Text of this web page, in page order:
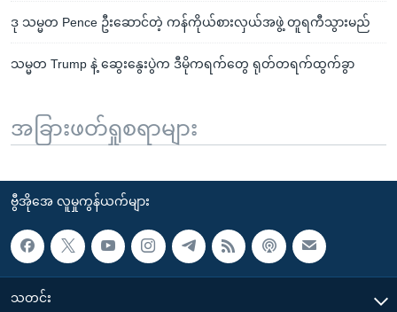
ဒု သမ္မတ Pence ဦးဆောင်တဲ့ ကန်ကိုယ်စားလှယ်အဖွဲ့ တူရကီသွားမည်
သမ္မတ Trump နဲ့ ဆွေးနွေးပွဲက ဒီမိုကရက်တွေ ရုတ်တရက်ထွက်ခွာ
အခြားဖတ်ရှုစရာများ
ဗွီအိုအေ လူမှုကွန်ယက်များ
သတင်း